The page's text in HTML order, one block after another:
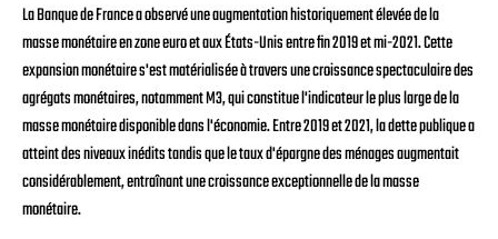
La Banque de France a observé une augmentation historiquement élevée de la
masse monétaire en zone euro et aux États-Unis entre fin 2019 et mi-2021. Cette
expansion monétaire s'est matérialisée à travers une croissance spectaculaire des
agrégats monétaires, notamment M3, qui constitue l'indicateur le plus large de la
masse monétaire disponible dans l'économie. Entre 2019 et 2021, la dette publique a
atteint des niveaux inédits tandis que le taux d'épargne des ménages augmentait
considérablement, entraînant une croissance exceptionnelle de la masse
monétaire.